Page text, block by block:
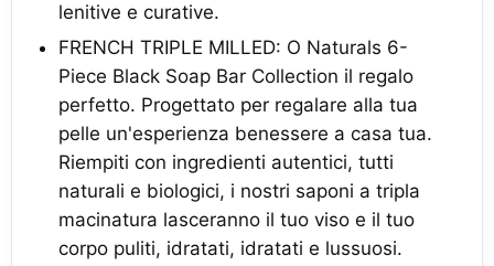
lenitive e curative.
FRENCH TRIPLE MILLED: O Naturals 6-
Piece Black Soap Bar Collection il regalo
perfetto. Progettato per regalare alla tua
pelle un'esperienza benessere a casa tua.
Riempiti con ingredienti autentici, tutti
naturali e biologici, i nostri saponi a tripla
macinatura lasceranno il tuo viso e il tuo
corpo puliti, idratati, idratati e lussuosi.